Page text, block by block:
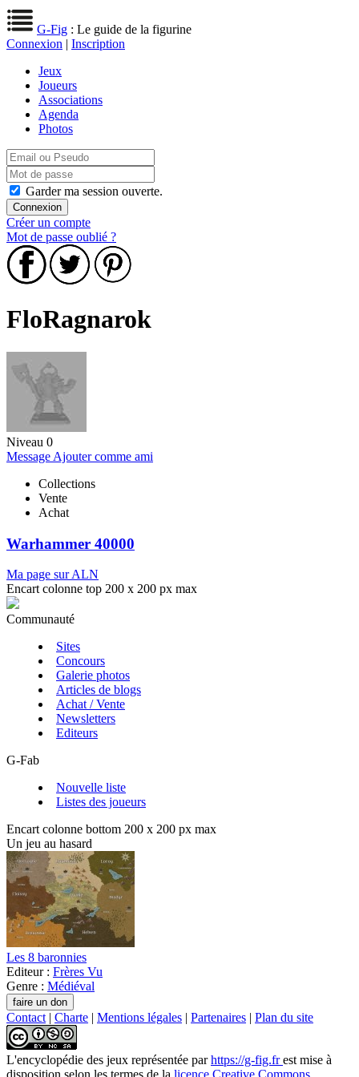
G-Fig : Le guide de la figurine
Connexion | Inscription
Jeux
Joueurs
Associations
Agenda
Photos
Garder ma session ouverte.
Créer un compte
Mot de passe oublié ?
FloRagnarok
Niveau 0
Message Ajouter comme ami
Collections
Vente
Achat
Warhammer 40000
Ma page sur ALN
Encart colonne top 200 x 200 px max
Communauté
Sites
Concours
Galerie photos
Articles de blogs
Achat / Vente
Newsletters
Editeurs
G-Fab
Nouvelle liste
Listes des joueurs
Encart colonne bottom 200 x 200 px max
Un jeu au hasard
Les 8 baronnies
Editeur : Frères Vu
Genre : Médiéval
Contact | Charte | Mentions légales | Partenaires | Plan du site
L'encyclopédie des jeux représentée parhttps://g-fig.frest mise à